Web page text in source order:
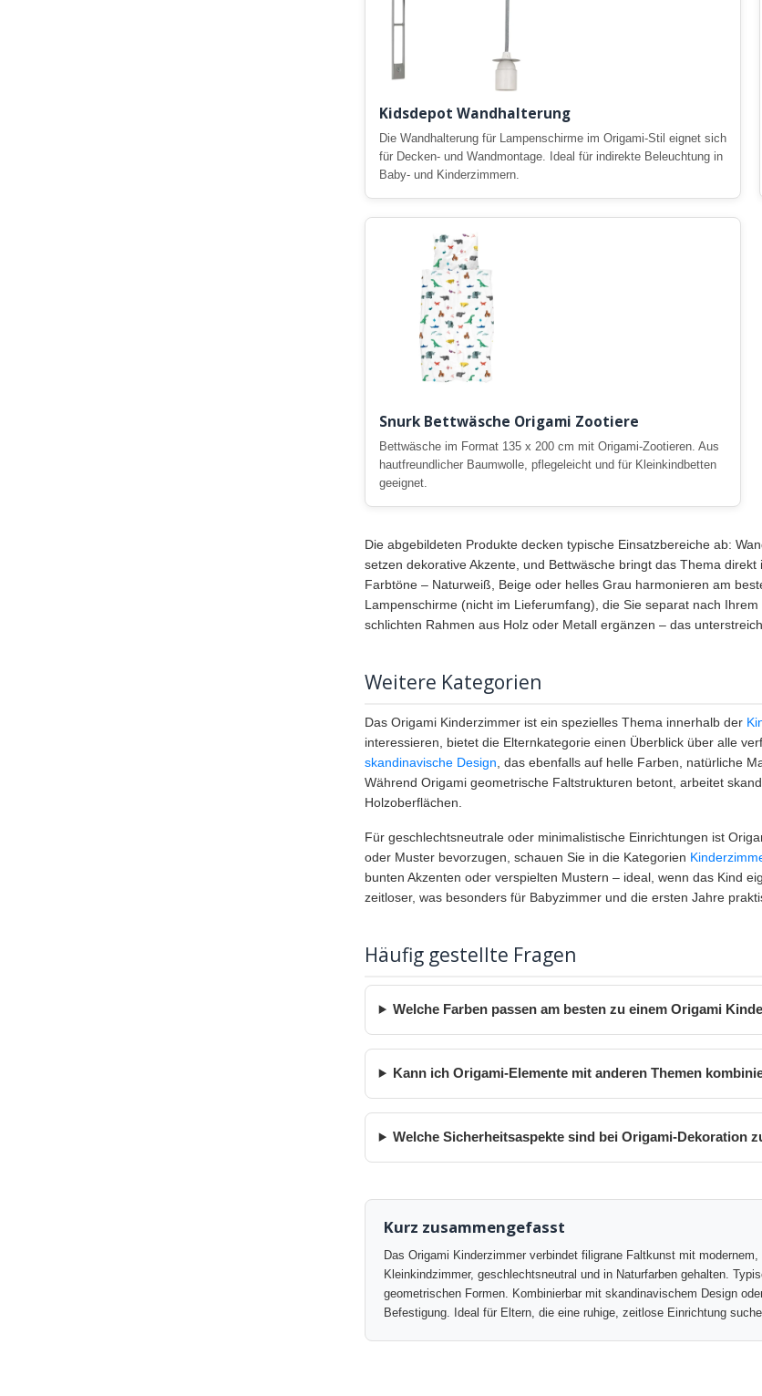
Kidsdepot Wandhalterung
Die Wandhalterung für Lampenschirme im Origami-Stil eignet sich
für Decken- und Wandmontage. Ideal für indirekte Beleuchtung in
Baby- und Kinderzimmern.
Snurk Bettwäsche Origami Zootiere
Bettwäsche im Format 135 x 200 cm mit Origami-Zootieren. Aus
hautfreundlicher Baumwolle, pflegeleicht und für Kleinkindbetten
geeignet.
Die abgebildeten Produkte decken typische Einsatzbereiche ab:
setzen dekorative Akzente, und Bettwäsche bringt das Thema
Farbtöne – Naturweiß, Beige oder helles Grau harmonieren am
Lampenschirme (nicht im Lieferumfang), die Sie separat nach
schlichten Rahmen aus Holz oder Metall ergänzen – das
Weitere Kategorien
Das Origami Kinderzimmer ist ein spezielles Thema innerhalb der
interessieren, bietet die Elternkategorie einen Überblick über alle
skandinavische Design , das ebenfalls auf helle Farben, natürliche
Während Origami geometrische Faltstrukturen betont, arbeitet
Holzoberflächen.
Für geschlechtsneutrale oder minimalistische Einrichtungen ist
oder Muster bevorzugen, schauen Sie in die Kategorien
bunten Akzenten oder verspielten Mustern – ideal, wenn das Kind
zeitloser, was besonders für Babyzimmer und die ersten Jahre
Häufig gestellte Fragen
Welche Farben passen am besten zu einem Origami
Kann ich Origami-Elemente mit anderen Themen
Welche Sicherheitsaspekte sind bei Origami-Dekoration
Kurz zusammengefasst
Das Origami Kinderzimmer verbindet filigrane Faltkunst mit
Kleinkindzimmer, geschlechtsneutral und in Naturfarben gehalten.
geometrischen Formen. Kombinierbar mit skandinavischem Design
Befestigung. Ideal für Eltern, die eine ruhige, zeitlose Einrichtung